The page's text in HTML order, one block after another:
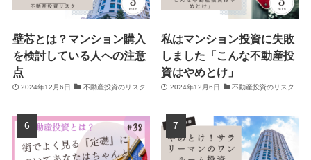
壁芯とは？マンション購入
を検討している人への注意
点
2024年12月6日 不動産投資のリスク
私はマンション投資に失敗
しました「こんな不動産投
資はやめとけ」
2024年12月6日 不動産投資のリスク